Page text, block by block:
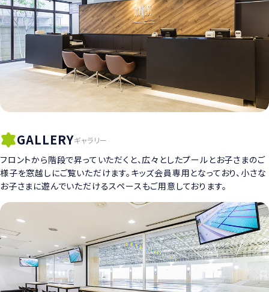
GALLERYギャラリー
フロントから階段で昇っていただくと、広々としたプールとお子さまのご
様子を窓越しにご覧いただけます。キッズ会員専用となっており、小さな
お子さまに遊んでいただけるスペースもご用意しております。